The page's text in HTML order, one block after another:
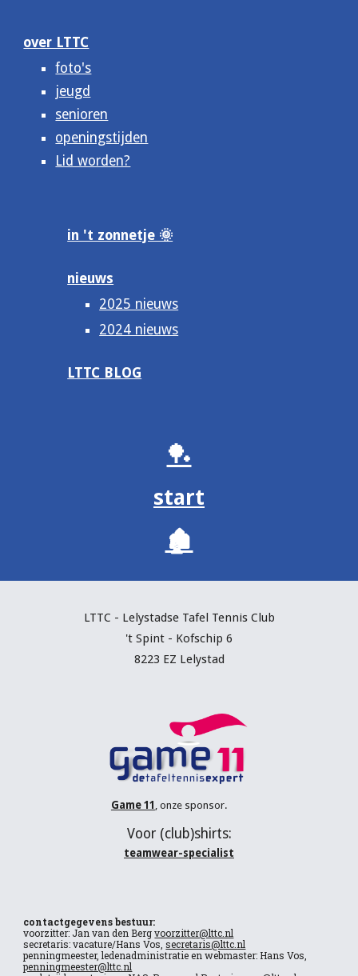
over LTTC
foto's
jeugd
senioren
openingstijden
Lid worden?
in 't zonnetje 🌞
nieuws
2025 nieuws
2024 nieuws
LTTC BLOG
🏓
start
🏚️
LTTC - Lelystadse Tafel Tennis Club
't Spint - Kofschip 6
8223 EZ Lelystad
Game 11 , onze sponsor.
Voor (club)shirts:
teamwear-specialist
contactgegevens bestuur:
voorzitter: Jan van den Bergvoorzitter@lttc.nl
secretaris: vacature/Hans Vos,secretaris@lttc.nl
penningmeester, ledenadministratie en webmaster: Hans Vos,
penningmeester@lttc.nl